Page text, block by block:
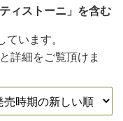
ィストーニ」を含む
ています。
詳細をご覧頂けま